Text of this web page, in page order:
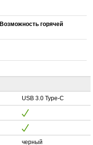
Возможность горячей
USB 3.0 Type-C
черный